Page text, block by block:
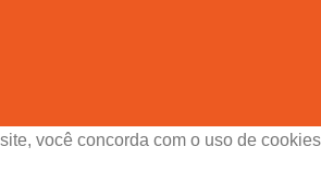
você concorda com o uso de